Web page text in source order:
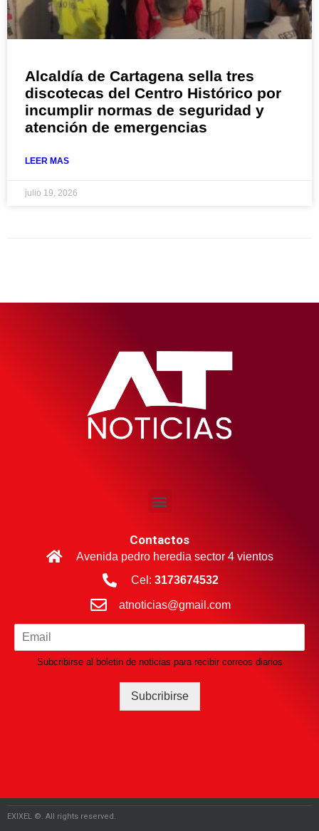
Alcaldía de Cartagena sella tres
discotecas del Centro Histórico por
incumplir normas de seguridad y
atención de emergencias
LEER MAS
julio 19, 2026
Contactos
Avenida pedro heredia sector 4 vientos
Cel: 3173674532
atnoticias@gmail.com
Subcribirse al boletin de noticias para recibir correos diarios
Subcribirse
EXIXEL ©. All rights reserved.